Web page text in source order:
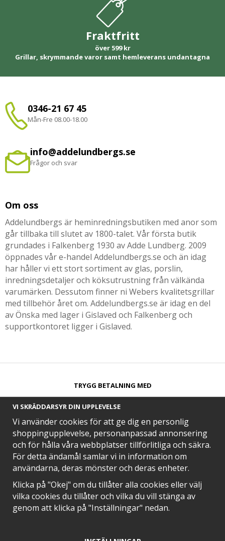
Fraktfritt
över 599 kr
Grillar, skrymmande varor samt hemleverans undantagna
0346-21 67 45
Mån-Fre 08.00-18.00
info@addelundbergs.se
Frågor och svar
Om oss
Addelundbergs är heminredningsbutiken med anor som
går tillbaka till slutet av 1800-talet. Vår första butik
grundades i Falkenberg 1930 av Adde Lundberg. 2009
öppnades vår e-handel Addelundbergs.se och än idag
har håller vi ett stort sortiment av glas, porslin,
inredningsdetaljer och köksutrustning från välkända
varumärken. Dessutom finner ni Webers kvalitetsgrillar
med tillbehör året om. Addelundbergs.se är idag en del
av Önska med lager i Gislaved och Falkenberg och
supportkontoret ligger i Gislaved.
TRYGG BETALNING MED​
SNABB LEVERANS MED
EN DEL AV
VI SKRÄDDARSYR DIN UPPLEVELSE
Vi använder cookies för att ge dig en personlig
shoppingupplevelse, personanpassad annonsering
och för hålla våra webbplatser tillförlitliga och säkra.
För detta ändamål samlar vi in information om
användarna, deras mönster och deras enheter.
Klicka på "Okej" om du tillåter alla cookies eller välj
vilka cookies du tillåter och vilka du vill stänga av
genom att klicka på "Inställningar" nedan.